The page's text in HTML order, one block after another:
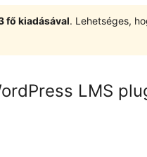
fő kiadásával. Lehetséges,
LMS